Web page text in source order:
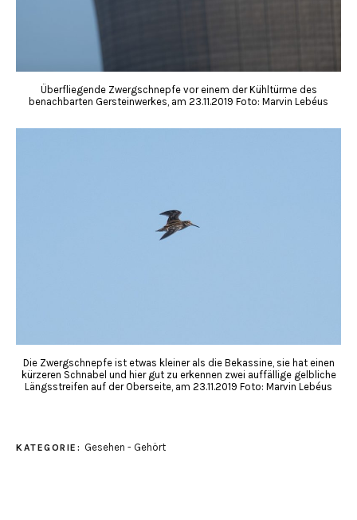
Überfliegende Zwergschnepfe vor einem der Kühltürme des
benachbarten Gersteinwerkes, am 23.11.2019 Foto: Marvin Lebéus
Die Zwergschnepfe ist etwas kleiner als die Bekassine, sie hat einen
kürzeren Schnabel und hier gut zu erkennen zwei auffällige gelbliche
Längsstreifen auf der Oberseite, am 23.11.2019 Foto: Marvin Lebéus
KATEGORIE: Gesehen - Gehört